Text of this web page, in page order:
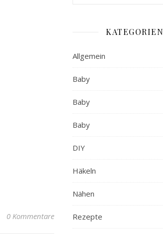
0 Kommentare
KATEGORIEN
Allgemein
Baby
Baby
Baby
DIY
Häkeln
Nähen
Rezepte